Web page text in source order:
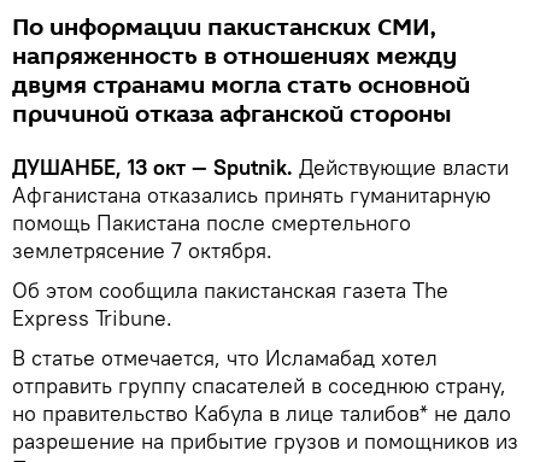
По информации пакистанских СМИ,
напряженность в отношениях между
двумя странами могла стать основной
причиной отказа афганской стороны
ДУШАНБЕ, 13 окт — Sputnik. Действующие власти
Афганистана отказались принять гуманитарную
помощь Пакистана после смертельного
землетрясение 7 октября.
Об этом сообщила пакистанская газета The
Express Tribune.
В статье отмечается, что Исламабад хотел
отправить группу спасателей в соседнюю страну,
но правительство Кабула в лице талибов* не дало
разрешение на прибытие грузов и помощников из